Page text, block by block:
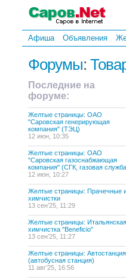
Афиша Объявления
Форумы:
Последние на
форуме:
Желтые страницы: ОАО
"Саровская генерирующая
компания" (ТЭЦ)
12 июн, 10:35
Желтые страницы: ОАО
"Саровская газоснабжающая
компания" (СГК, газовая
12 июн, 10:27
Желтые страницы: Прачечные
химчистки
13 сен’25, 11:29
Желтые страницы: Итальянская
химчистка "Beneficio"
13 сен’25, 11:27
Желтые страницы: Автостанция
(автобусная станция)
11 авг’25, 16:56